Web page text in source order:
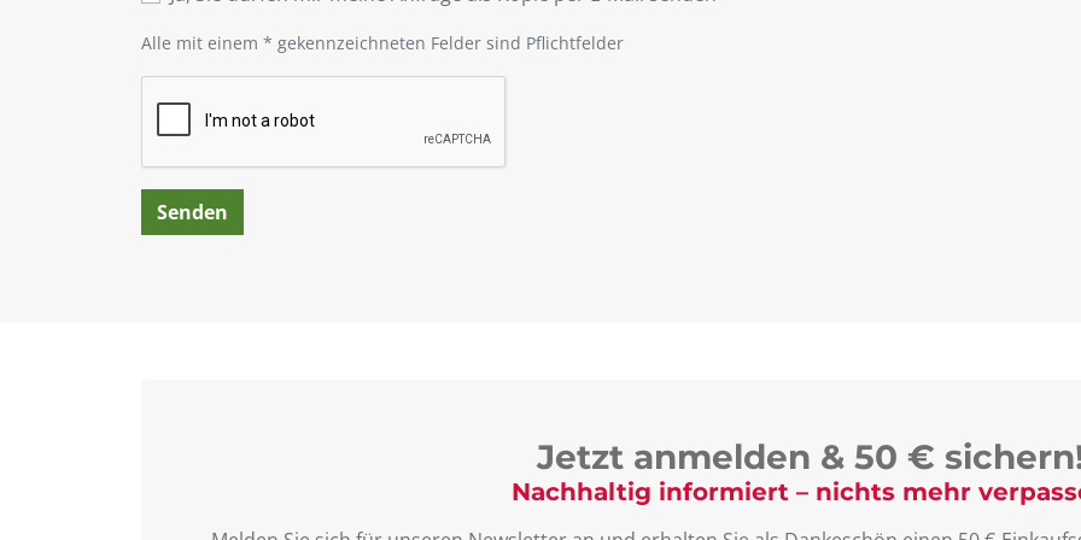
Alle mit einem * gekennzeichneten Felder sind Pflichtfelder
Jetzt anmelden & 50 €
Nachhaltig informiert – nichts mehr